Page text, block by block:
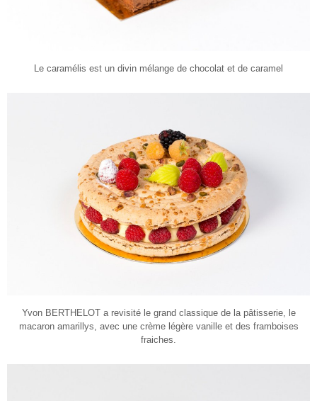
Le caramélis est un divin mélange de chocolat et de caramel
Yvon BERTHELOT a revisité le grand classique de la pâtisserie, le
macaron amarillys, avec une crème légère vanille et des framboises
fraiches.